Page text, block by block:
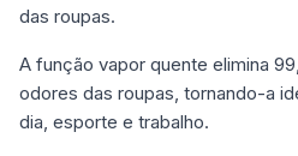
das roupas.
A função vapor quente elimina
odores das roupas, tornando-a
dia, esporte e trabalho.